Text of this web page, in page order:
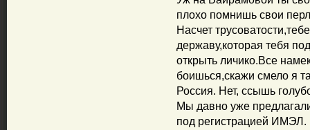
плохо помнишь свои
Насчет
державу,которая тебя
открыть личико.Все
боишься,скажи смело я
Россия. Нет, ссышь
Мы давно уже
под регистрацией ИМЭЛ.